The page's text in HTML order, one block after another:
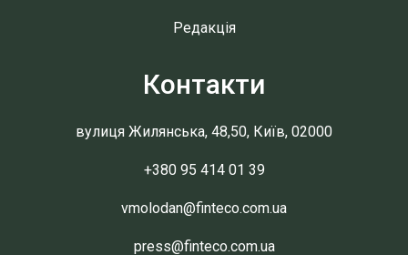
Редакція
Контакти
вулиця Жилянська, 48,50, Київ, 02000
+380 95 414 01 39
vmolodan@finteco.com.ua
press@finteco.com.ua